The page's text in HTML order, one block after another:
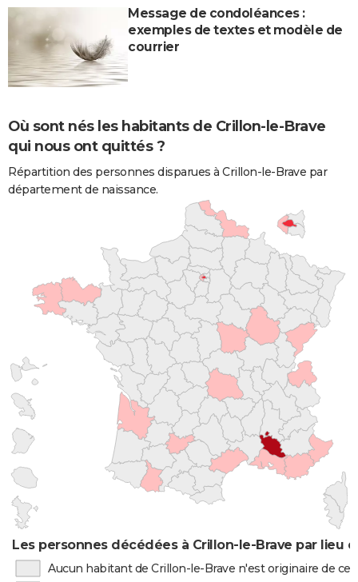
Message de condoléances :
exemples de textes et modèle de
courrier
Où sont nés les habitants de Crillon-le-Brave
qui nous ont quittés ?
Répartition des personnes disparues à Crillon-le-Brave par
département de naissance.
Les personnes décédées à Crillon-le-Brave par lieu
Aucun habitant de Crillon-le-Brave n'est originaire de